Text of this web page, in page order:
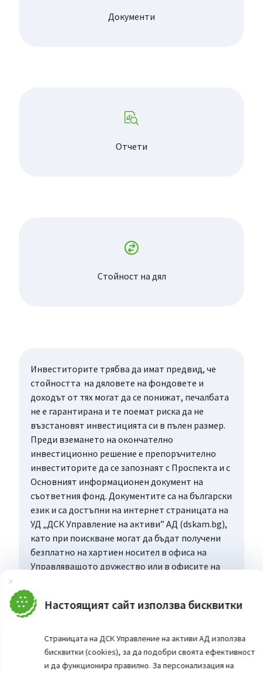
Затвори
Настоящият сайт използва бисквитки
Страницата на ДСК Управление на активи АД използва
бисквитки (cookies), за да подобри своята ефективност
и да функционира правилно. За персонализация на
Документи
Отчети
Стойност на дял
Инвеститорите трябва да имат предвид, че
стойността на дяловете на фондовете и
доходът от тях могат да се понижат, печалбата
не е гарантирана и те поемат риска да не
възстановят инвестицията си в пълен размер.
Преди вземането на окончателно
инвестиционно решение е препоръчително
инвеститорите да се запознаят с Проспекта и с
Основният информационен документ на
съответния фонд. Документите са на български
език и са достъпни на интернет страницата на
УД „ДСК Управление на активи” АД (dskam.bg),
като при поискване могат да бъдат получени
безплатно на хартиен носител в офиса на
Управляващото дружество или в офисите на
дистрибуция, всеки работен ден в рамките на
работното им време.